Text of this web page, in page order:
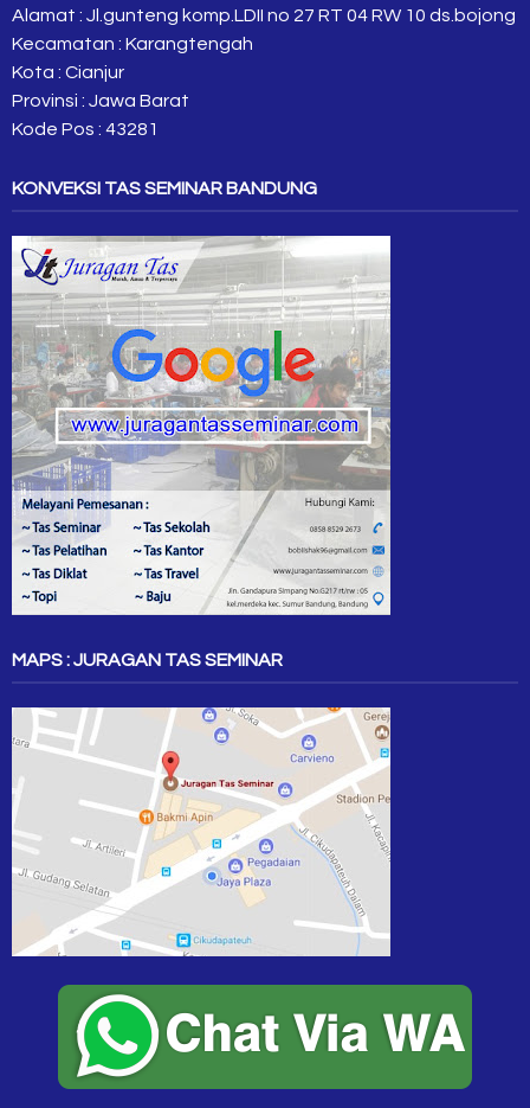
Alamat : Jl.gunteng komp.LDII no 27 RT 04 RW 10 ds.bojong
Kecamatan : Karangtengah
Kota : Cianjur
Provinsi : Jawa Barat
Kode Pos : 43281
KONVEKSI TAS SEMINAR BANDUNG
MAPS : JURAGAN TAS SEMINAR